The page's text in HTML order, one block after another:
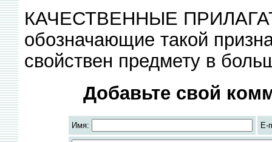
КАЧЕСТВЕННЫЕ
обозначающие такой
свойствен предмету в
Добавьте свой
Имя: E-